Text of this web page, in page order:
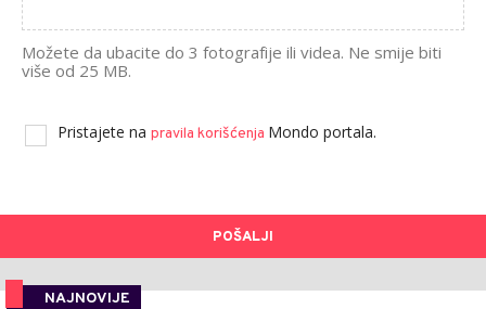
Možete da ubacite do 3 fotografije ili videa. Ne smije biti
više od 25 MB.
Pristajete na pravila korišćenja Mondo portala.
POŠALJI
NAJNOVIJE